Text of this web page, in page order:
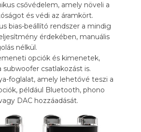
csővédelem, amely növeli a
és védi az áramkört.
bias-beállító rendszer a mindig
érdekében, manuális
nélkül.
opciók és kimenetek,
subwoofer csatlakozást is.
foglalat, amely lehetővé teszi a
például Bluetooth, phono
DAC hozzáadását.